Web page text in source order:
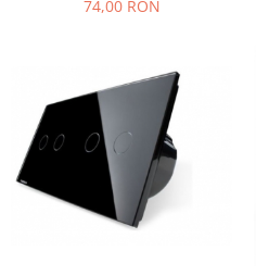
74,00 RON